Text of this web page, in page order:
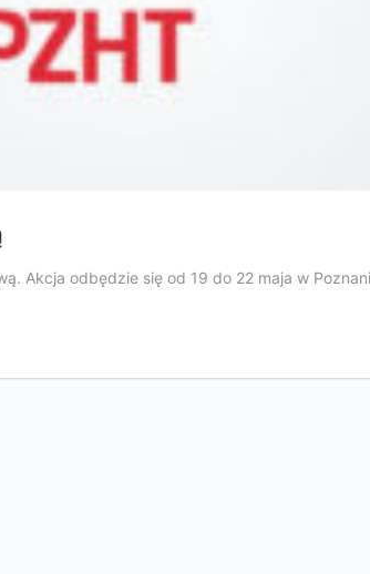
Akcja odbędzie się od 19 do 22 maja w